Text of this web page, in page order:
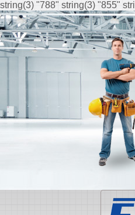
string(3) "788" string(3) "855"